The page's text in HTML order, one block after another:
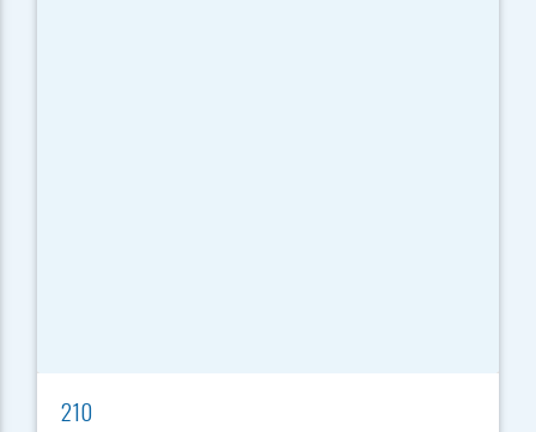
210